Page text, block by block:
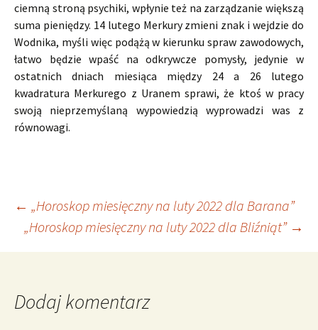
ciemną stroną psychiki, wpłynie też na zarządzanie większą
suma pieniędzy. 14 lutego Merkury zmieni znak i wejdzie do
Wodnika, myśli więc podążą w kierunku spraw zawodowych,
łatwo będzie wpaść na odkrywcze pomysły, jedynie w
ostatnich dniach miesiąca między 24 a 26 lutego
kwadratura Merkurego z Uranem sprawi, że ktoś w pracy
swoją nieprzemyślaną wypowiedzią wyprowadzi was z
równowagi.
Nawigacja
wpisu
← „Horoskop miesięczny na luty 2022 dla Barana”
„Horoskop miesięczny na luty 2022 dla Bliźniąt” →
Dodaj komentarz